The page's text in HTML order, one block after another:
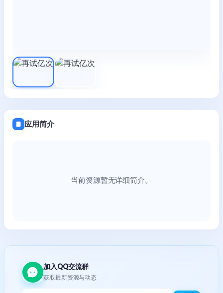
应用简介
当前资源暂无详细简介。
加入QQ交流群
获取最新资源与动态